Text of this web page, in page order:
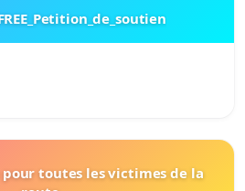
toutes les victimes de la